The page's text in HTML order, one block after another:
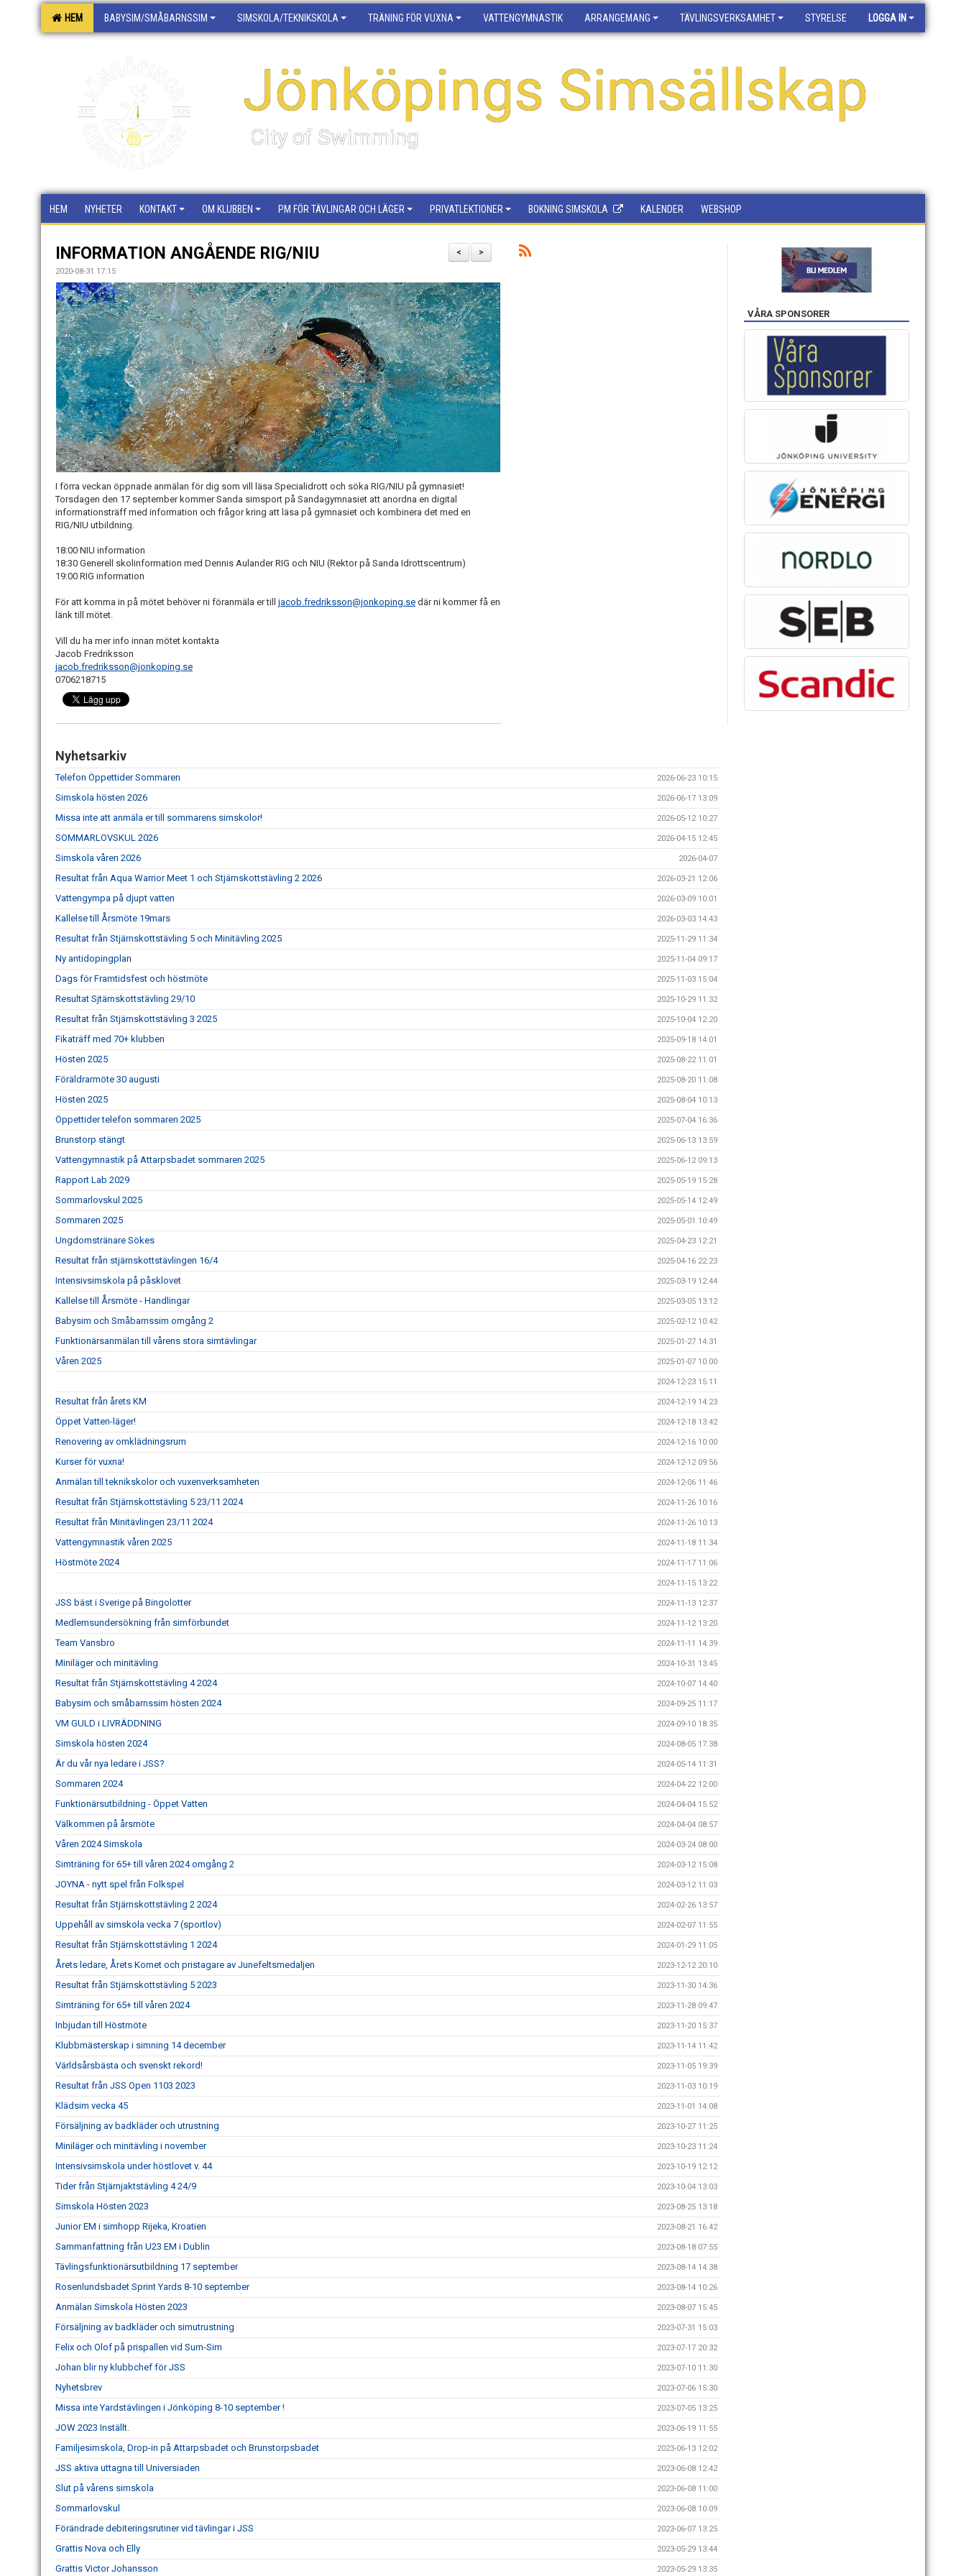
HEM BABYSIM/SMÅBARNSSIM SIMSKOLA/TEKNIKSKOLA TRÄNING FÖR VUXNA VATTENGYMNASTIK ARRANGEMANG TÄVLINGSVERKSAMHET STYRELSE LOGGA IN
Jönköpings Simsällskap
City of Swimming
HEM NYHETER KONTAKT OM KLUBBEN PM FÖR TÄVLINGAR OCH LÄGER PRIVATLEKTIONER BOKNING SIMSKOLA KALENDER WEBSHOP
>
<
INFORMATION ANGÅENDE RIG/NIU
2020-08-31 17:15
I förra veckan öppnade anmälan för dig som vill läsa Specialidrott och söka RIG/NIU på gymnasiet!
Torsdagen den 17 september kommer Sanda simsport på Sandagymnasiet att anordna en digital
informationsträff med information och frågor kring att läsa på gymnasiet och kombinera det med en
RIG/NIU utbildning.
18:00 NIU information
18:30 Generell skolinformation med Dennis Aulander RIG och NIU (Rektor på Sanda Idrottscentrum)
19:00 RIG information
För att komma in på mötet behöver ni föranmäla er till jacob.fredriksson@jonkoping.se där ni kommer få en
länk till mötet.
Vill du ha mer info innan mötet kontakta
Jacob Fredriksson
jacob.fredriksson@jonkoping.se
0706218715
Nyhetsarkiv
Telefon Öppettider Sommaren 2026-06-23 10:15
Simskola hösten 2026 2026-06-17 13:09
Missa inte att anmäla er till sommarens simskolor! 2026-05-12 10:27
SOMMARLOVSKUL 2026 2026-04-15 12:45
Simskola våren 2026 2026-04-07
Resultat från Aqua Warrior Meet 1 och Stjärnskottstävling 2 2026 2026-03-21 12:06
Vattengympa på djupt vatten 2026-03-09 10:01
Kallelse till Årsmöte 19mars 2026-03-03 14:43
Resultat från Stjärnskottstävling 5 och Minitävling 2025 2025-11-29 11:34
Ny antidopingplan 2025-11-04 09:17
Dags för Framtidsfest och höstmöte 2025-11-03 15:04
Resultat Sjtärnskottstävling 29/10 2025-10-29 11:32
Resultat från Stjärnskottstävling 3 2025 2025-10-04 12:20
Fikaträff med 70+ klubben 2025-09-18 14:01
Hösten 2025 2025-08-22 11:01
Föräldrarmöte 30 augusti 2025-08-20 11:08
Hösten 2025 2025-08-04 10:13
Öppettider telefon sommaren 2025 2025-07-04 16:36
Brunstorp stängt 2025-06-13 13:59
Vattengymnastik på Attarpsbadet sommaren 2025 2025-06-12 09:13
Rapport Lab 2029 2025-05-19 15:28
Sommarlovskul 2025 2025-05-14 12:49
Sommaren 2025 2025-05-01 10:49
Ungdomstränare Sökes 2025-04-23 12:21
Resultat från stjärnskottstävlingen 16/4 2025-04-16 22:23
Intensivsimskola på påsklovet 2025-03-19 12:44
Kallelse till Årsmöte - Handlingar 2025-03-05 13:12
Babysim och Småbarnssim omgång 2 2025-02-12 10:42
Funktionärsanmälan till vårens stora simtävlingar 2025-01-27 14:31
Våren 2025 2025-01-07 10:00
2024-12-23 15:11
Resultat från årets KM 2024-12-19 14:23
Öppet Vatten-läger! 2024-12-18 13:42
Renovering av omklädningsrum 2024-12-16 10:00
Kurser för vuxna! 2024-12-12 09:56
Anmälan till teknikskolor och vuxenverksamheten 2024-12-06 11:46
Resultat från Stjärnskottstävling 5 23/11 2024 2024-11-26 10:16
Resultat från Minitävlingen 23/11 2024 2024-11-26 10:13
Vattengymnastik våren 2025 2024-11-18 11:34
Höstmöte 2024 2024-11-17 11:06
2024-11-15 13:22
JSS bäst i Sverige på Bingolotter 2024-11-13 12:37
Medlemsundersökning från simförbundet 2024-11-12 13:20
Team Vansbro 2024-11-11 14:39
Miniläger och minitävling 2024-10-31 13:45
Resultat från Stjärnskottstävling 4 2024 2024-10-07 14:40
Babysim och småbarnssim hösten 2024 2024-09-25 11:17
VM GULD i LIVRÄDDNING 2024-09-10 18:35
Simskola hösten 2024 2024-08-05 17:38
Är du vår nya ledare i JSS? 2024-05-14 11:31
Sommaren 2024 2024-04-22 12:00
Funktionärsutbildning - Öppet Vatten 2024-04-04 15:52
Välkommen på årsmöte 2024-04-04 08:57
Våren 2024 Simskola 2024-03-24 08:00
Simträning för 65+ till våren 2024 omgång 2 2024-03-12 15:08
JOYNA - nytt spel från Folkspel 2024-03-12 11:03
Resultat från Stjärnskottstävling 2 2024 2024-02-26 13:57
Uppehåll av simskola vecka 7 (sportlov) 2024-02-07 11:55
Resultat från Stjärnskottstävling 1 2024 2024-01-29 11:05
Årets ledare, Årets Komet och pristagare av Junefeltsmedaljen 2023-12-12 20:10
Resultat från Stjärnskottstävling 5 2023 2023-11-30 14:36
Simträning för 65+ till våren 2024 2023-11-28 09:47
Inbjudan till Höstmöte 2023-11-20 15:37
Klubbmästerskap i simning 14 december 2023-11-14 11:42
Världsårsbästa och svenskt rekord! 2023-11-05 19:39
Resultat från JSS Open 1103 2023 2023-11-03 10:19
Klädsim vecka 45 2023-11-01 14:08
Försäljning av badkläder och utrustning 2023-10-27 11:25
Miniläger och minitävling i november 2023-10-23 11:24
Intensivsimskola under höstlovet v. 44 2023-10-19 12:12
Tider från Stjärnjaktstävling 4 24/9 2023-10-04 13:03
Simskola Hösten 2023 2023-08-25 13:18
Junior EM i simhopp Rijeka, Kroatien 2023-08-21 16:42
Sammanfattning från U23 EM i Dublin 2023-08-18 07:55
Tävlingsfunktionärsutbildning 17 september 2023-08-14 14:38
Rosenlundsbadet Sprint Yards 8-10 september 2023-08-14 10:26
Anmälan Simskola Hösten 2023 2023-08-07 15:45
Försäljning av badkläder och simutrustning 2023-07-31 15:03
Felix och Olof på prispallen vid Sum-Sim 2023-07-17 20:32
Johan blir ny klubbchef för JSS 2023-07-10 11:30
Nyhetsbrev 2023-07-06 15:30
Missa inte Yardstävlingen i Jönköping 8-10 september ! 2023-07-05 13:25
JOW 2023 Inställt. 2023-06-19 11:55
Familjesimskola, Drop-in på Attarpsbadet och Brunstorpsbadet 2023-06-13 12:02
JSS aktiva uttagna till Universiaden 2023-06-08 12:42
Slut på vårens simskola 2023-06-08 11:00
Sommarlovskul 2023-06-08 10:09
Förändrade debiteringsrutiner vid tävlingar i JSS 2023-06-07 13:25
Grattis Nova och Elly 2023-05-29 13:44
Grattis Victor Johansson 2023-05-29 13:35
VÅRA SPONSORER